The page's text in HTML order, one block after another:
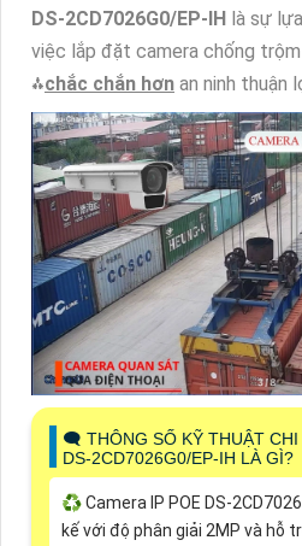
DS-2CD7026G0/EP-IH là sự
việc lắp đặt camera chống
⁂chắc chắn hơn an ninh thuận
🗨️ THÔNG SỐ KỸ THUẬT CHI
DS-2CD7026G0/EP-IH LÀ GÌ?
♻️ Camera IP POE DS-
kế với độ phân giải 2MP và hỗ